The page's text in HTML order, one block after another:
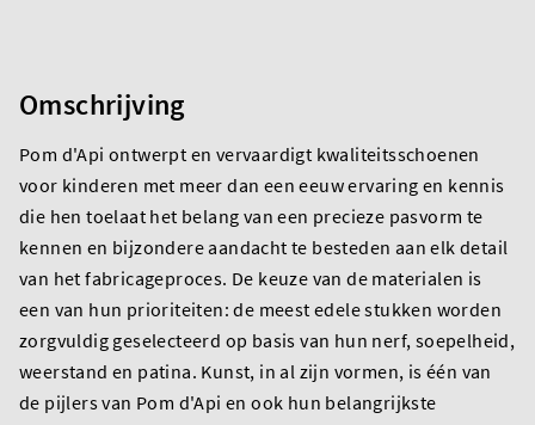
Omschrijving
Pom d'Api ontwerpt en vervaardigt kwaliteitsschoenen
voor kinderen met meer dan een eeuw ervaring en kennis
die hen toelaat het belang van een precieze pasvorm te
kennen en bijzondere aandacht te besteden aan elk detail
van het fabricageproces. De keuze van de materialen is
een van hun prioriteiten: de meest edele stukken worden
zorgvuldig geselecteerd op basis van hun nerf, soepelheid,
weerstand en patina. Kunst, in al zijn vormen, is één van
de pijlers van Pom d'Api en ook hun belangrijkste